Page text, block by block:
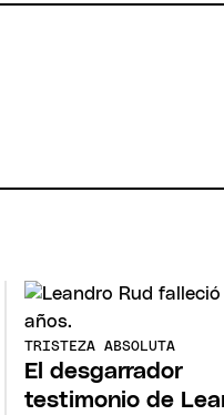
TRISTEZA ABSOLUTA
El desgarrador
testimonio de